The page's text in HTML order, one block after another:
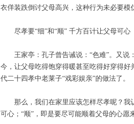
衣佯装跌倒讨父母高兴，这种行为未必要模
尽孝要“细”和“顺” 千方百计让父母可心
王家亭：孔子曾告诫说：“色难”。又
今，让父母吃得饱穿得暖甚至吃得好穿得
代二十四孝中老莱子“戏彩娱亲”的做法了。
那么，我们在家里应该怎样尽孝呢？我
可心；“顺”，即是要尽可能顺着父母的心愿